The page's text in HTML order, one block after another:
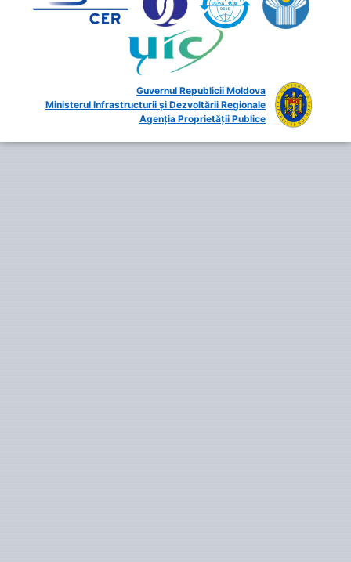
Guvernul Republicii Moldova
Ministerul Infrastructurii și Dezvoltării Regionale
Agenția Proprietății Publice